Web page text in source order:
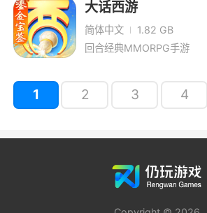
大话西游
简体中文
1.82 GB
回合经典MMORPG手游
1 2 3 4